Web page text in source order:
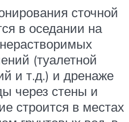
сточной
в оседании на
(туалетной
и т.д.) и дренаже
через стены и
строится в местах